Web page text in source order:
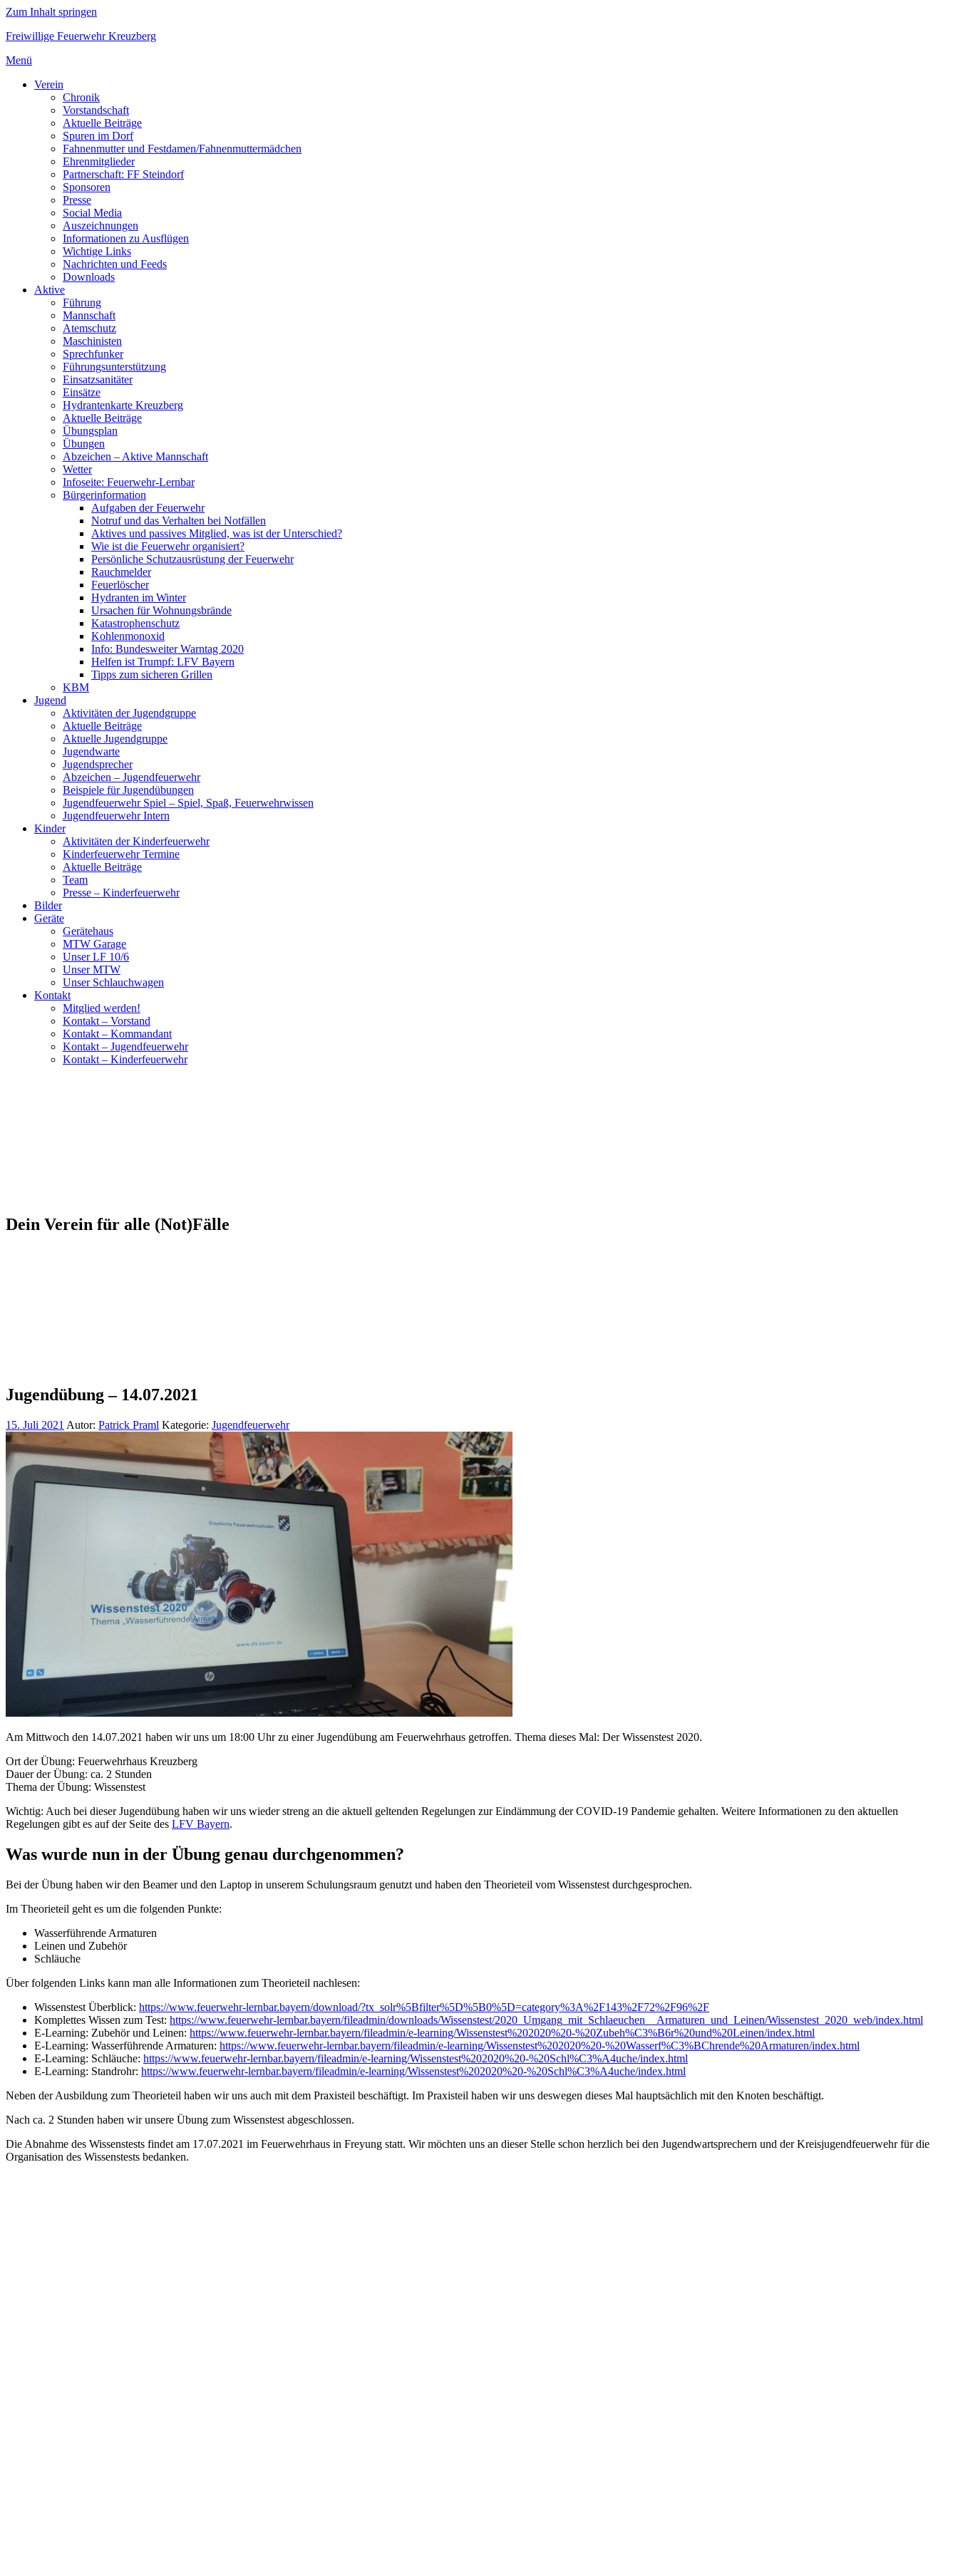
Zum Inhalt springen
Freiwillige Feuerwehr Kreuzberg
Menü
Verein
Chronik
Vorstandschaft
Aktuelle Beiträge
Spuren im Dorf
Fahnenmutter und Festdamen/Fahnenmuttermädchen
Ehrenmitglieder
Partnerschaft: FF Steindorf
Sponsoren
Presse
Social Media
Auszeichnungen
Informationen zu Ausflügen
Wichtige Links
Nachrichten und Feeds
Downloads
Aktive
Führung
Mannschaft
Atemschutz
Maschinisten
Sprechfunker
Führungsunterstützung
Einsatzsanitäter
Einsätze
Hydrantenkarte Kreuzberg
Aktuelle Beiträge
Übungsplan
Übungen
Abzeichen – Aktive Mannschaft
Wetter
Infoseite: Feuerwehr-Lernbar
Bürgerinformation
Aufgaben der Feuerwehr
Notruf und das Verhalten bei Notfällen
Aktives und passives Mitglied, was ist der Unterschied?
Wie ist die Feuerwehr organisiert?
Persönliche Schutzausrüstung der Feuerwehr
Rauchmelder
Feuerlöscher
Hydranten im Winter
Ursachen für Wohnungsbrände
Katastrophenschutz
Kohlenmonoxid
Info: Bundesweiter Warntag 2020
Helfen ist Trumpf: LFV Bayern
Tipps zum sicheren Grillen
KBM
Jugend
Aktivitäten der Jugendgruppe
Aktuelle Beiträge
Aktuelle Jugendgruppe
Jugendwarte
Jugendsprecher
Abzeichen – Jugendfeuerwehr
Beispiele für Jugendübungen
Jugendfeuerwehr Spiel – Spiel, Spaß, Feuerwehrwissen
Jugendfeuerwehr Intern
Kinder
Aktivitäten der Kinderfeuerwehr
Kinderfeuerwehr Termine
Aktuelle Beiträge
Team
Presse – Kinderfeuerwehr
Bilder
Geräte
Gerätehaus
MTW Garage
Unser LF 10/6
Unser MTW
Unser Schlauchwagen
Kontakt
Mitglied werden!
Kontakt – Vorstand
Kontakt – Kommandant
Kontakt – Jugendfeuerwehr
Kontakt – Kinderfeuerwehr
Dein Verein für alle (Not)Fälle
Jugendübung – 14.07.2021
15. Juli 2021 Autor: Patrick Praml Kategorie: Jugendfeuerwehr
Am Mittwoch den 14.07.2021 haben wir uns um 18:00 Uhr zu einer Jugendübung am Feuerwehrhaus getroffen. Thema dieses Mal: Der Wissenstest 2020.
Ort der Übung: Feuerwehrhaus Kreuzberg
Dauer der Übung: ca. 2 Stunden
Thema der Übung: Wissenstest
Wichtig: Auch bei dieser Jugendübung haben wir uns wieder streng an die aktuell geltenden Regelungen zur Eindämmung der COVID-19 Pandemie gehalten. Weitere Informationen zu den aktuellen
Regelungen gibt es auf der Seite des LFV Bayern.
Was wurde nun in der Übung genau durchgenommen?
Bei der Übung haben wir den Beamer und den Laptop in unserem Schulungsraum genutzt und haben den Theorieteil vom Wissenstest durchgesprochen.
Im Theorieteil geht es um die folgenden Punkte:
Wasserführende Armaturen
Leinen und Zubehör
Schläuche
Über folgenden Links kann man alle Informationen zum Theorieteil nachlesen:
Wissenstest Überblick: https://www.feuerwehr-lernbar.bayern/download/?tx_solr%5Bfilter%5D%5B0%5D=category%3A%2F143%2F72%2F96%2F
Komplettes Wissen zum Test: https://www.feuerwehr-lernbar.bayern/fileadmin/downloads/Wissenstest/2020_Umgang_mit_Schlaeuchen__Armaturen_und_Leinen/Wissenstest_2020_web/index.html
E-Learning: Zubehör und Leinen: https://www.feuerwehr-lernbar.bayern/fileadmin/e-learning/Wissenstest%202020%20-%20Zubeh%C3%B6r%20und%20Leinen/index.html
E-Learning: Wasserführende Armaturen: https://www.feuerwehr-lernbar.bayern/fileadmin/e-learning/Wissenstest%202020%20-%20Wasserf%C3%BChrende%20Armaturen/index.html
E-Learning: Schläuche: https://www.feuerwehr-lernbar.bayern/fileadmin/e-learning/Wissenstest%202020%20-%20Schl%C3%A4uche/index.html
E-Learning: Standrohr: https://www.feuerwehr-lernbar.bayern/fileadmin/e-learning/Wissenstest%202020%20-%20Schl%C3%A4uche/index.html
Neben der Ausbildung zum Theorieteil haben wir uns auch mit dem Praxisteil beschäftigt. Im Praxisteil haben wir uns deswegen dieses Mal hauptsächlich mit den Knoten beschäftigt.
Nach ca. 2 Stunden haben wir unsere Übung zum Wissenstest abgeschlossen.
Die Abnahme des Wissenstests findet am 17.07.2021 im Feuerwehrhaus in Freyung statt. Wir möchten uns an dieser Stelle schon herzlich bei den Jugendwartsprechern und der Kreisjugendfeuerwehr für die
Organisation des Wissenstests bedanken.